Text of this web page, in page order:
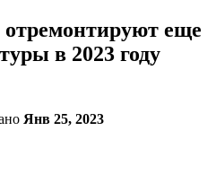
еще
в 2023 году
Янв 25, 2023